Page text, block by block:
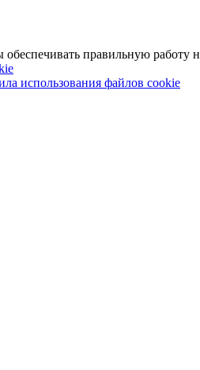
правильную работу
использования файлов cookie